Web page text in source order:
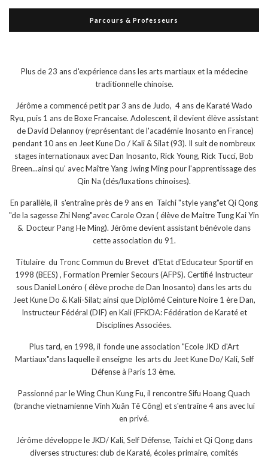
Parcours & Professeurs
Plus de 23 ans d'expérience dans les arts martiaux et la médecine
traditionnelle chinoise.
Jérôme a commencé petit par 3 ans de Judo, 4 ans de Karaté Wado
Ryu, puis 1 ans de Boxe Francaise. Adolescent, il devient élève assistant
de David Delannoy (représentant de l'académie Inosanto en France)
pendant 10 ans en Jeet Kune Do / Kali & Silat (93). Il suit de nombreux
stages internationaux avec Dan Inosanto, Rick Young, Rick Tucci, Bob
Breen...ainsi qu' avec Maître Yang Jwing Ming pour l'apprentissage des
Qin Na (clés/luxations chinoises).
En parallèle, il s'entraîne près de 9 ans en Taichi "style yang"et Qi Qong
"de la sagesse Zhi Neng"avec Carole Ozan ( élève de Maitre Tung Kai Yin
& Docteur Pang He Ming). Jérôme devient assistant bénévole dans
cette association du 91.
Titulaire du Tronc Commun du Brevet d'Etat d'Educateur Sportif en
1998 (BEES) , Formation Premier Secours (AFPS). Certifié Instructeur
sous Daniel Lonéro ( élève proche de Dan Inosanto) dans les arts du
Jeet Kune Do & Kali-Silat; ainsi que Diplômé Ceinture Noire 1 ère Dan,
Instructeur Fédéral (DIF) en Kali (FFKDA: Fédération de Karaté et
Disciplines Associées.
Plus tard, en 1998, il fonde une association "Ecole JKD d'Art
Martiaux"dans laquelle il enseigne les arts du Jeet Kune Do/ Kali, Self
Défense à Paris 13 ème.
Passionné par le Wing Chun Kung Fu, il rencontre Sifu Hoang Quach
(branche vietnamienne Vinh Xuân Tê Công) et s'entraîne 4 ans avec lui
en privé.
Jérôme développe le JKD/ Kali, Self Défense, Taichi et Qi Qong dans
diverses structures: club de Karaté, écoles primaire, comités